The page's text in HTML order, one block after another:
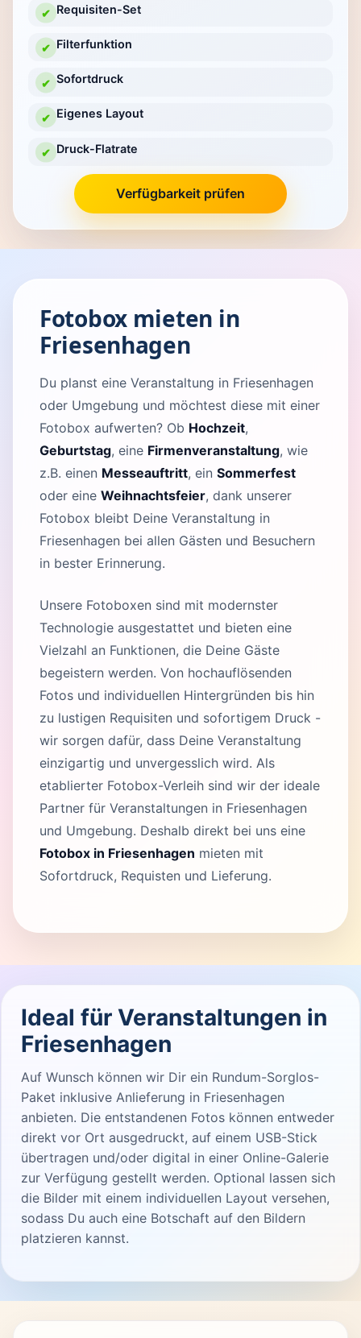
✔ Requisiten-Set
✔ Filterfunktion
✔ Sofortdruck
✔ Eigenes Layout
✔ Druck-Flatrate
Verfügbarkeit prüfen
Fotobox mieten in
Friesenhagen
Du planst eine Veranstaltung in Friesenhagen
oder Umgebung und möchtest diese mit einer
Fotobox aufwerten? Ob Hochzeit,
Geburtstag, eine Firmenveranstaltung, wie
z.B. einen Messeauftritt, ein Sommerfest
oder eine Weihnachtsfeier, dank unserer
Fotobox bleibt Deine Veranstaltung in
Friesenhagen bei allen Gästen und Besuchern
in bester Erinnerung.
Unsere Fotoboxen sind mit modernster
Technologie ausgestattet und bieten eine
Vielzahl an Funktionen, die Deine Gäste
begeistern werden. Von hochauflösenden
Fotos und individuellen Hintergründen bis hin
zu lustigen Requisiten und sofortigem Druck -
wir sorgen dafür, dass Deine Veranstaltung
einzigartig und unvergesslich wird. Als
etablierter Fotobox-Verleih sind wir der ideale
Partner für Veranstaltungen in Friesenhagen
und Umgebung. Deshalb direkt bei uns eine
Fotobox in Friesenhagen mieten mit
Sofortdruck, Requisten und Lieferung.
Ideal für Veranstaltungen in
Friesenhagen
Auf Wunsch können wir Dir ein Rundum-Sorglos-
Paket inklusive Anlieferung in Friesenhagen
anbieten. Die entstandenen Fotos können entweder
direkt vor Ort ausgedruckt, auf einem USB-Stick
übertragen und/oder digital in einer Online-Galerie
zur Verfügung gestellt werden. Optional lassen sich
die Bilder mit einem individuellen Layout versehen,
sodass Du auch eine Botschaft auf den Bildern
platzieren kannst.